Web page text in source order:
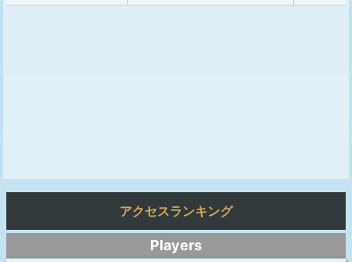
アクセスランキング
Players